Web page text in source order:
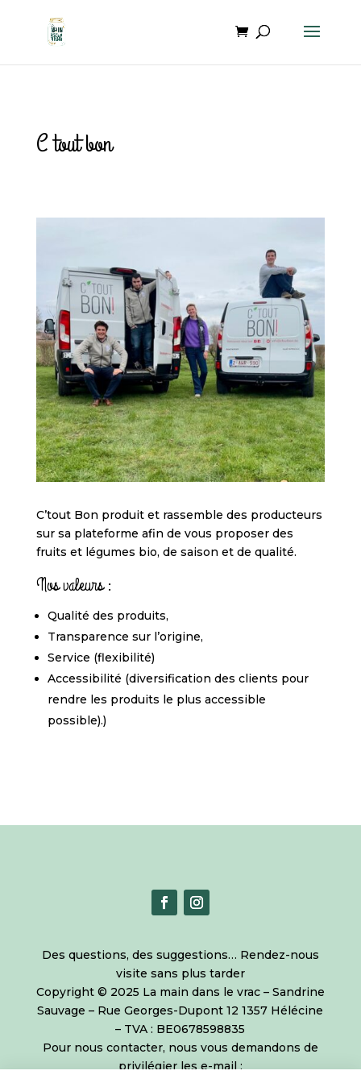
C tout bon
C’tout Bon produit et rassemble des producteurs
sur sa plateforme afin de vous proposer des
fruits et légumes bio, de saison et de qualité.
Nos valeurs :
Qualité des produits,
Transparence sur l’origine,
Service (flexibilité)
Accessibilité (diversification des clients pour
rendre les produits le plus accessible
possible).)
Des questions, des suggestions… Rendez-nous
visite sans plus tarder
Copyright © 2025 La main dans le vrac – Sandrine
Sauvage – Rue Georges-Dupont 12 1357 Hélécine
– TVA : BE0678598835
Pour nous contacter, nous vous demandons de
privilégier les e-mail :